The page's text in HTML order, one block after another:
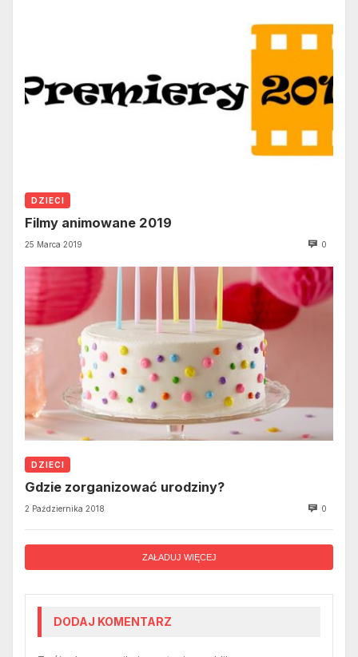
DZIECI
Filmy animowane 2019
25 Marca 2019 0
DZIECI
Gdzie zorganizować urodziny?
2 Października 2018 0
ZAŁADUJ WIĘCEJ
DODAJ KOMENTARZ